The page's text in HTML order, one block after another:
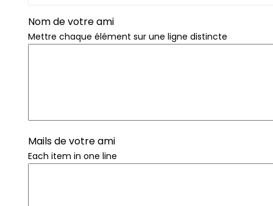
Nom de votre ami
Mettre chaque élément sur une ligne distincte
Mails de votre ami
Each item in one line